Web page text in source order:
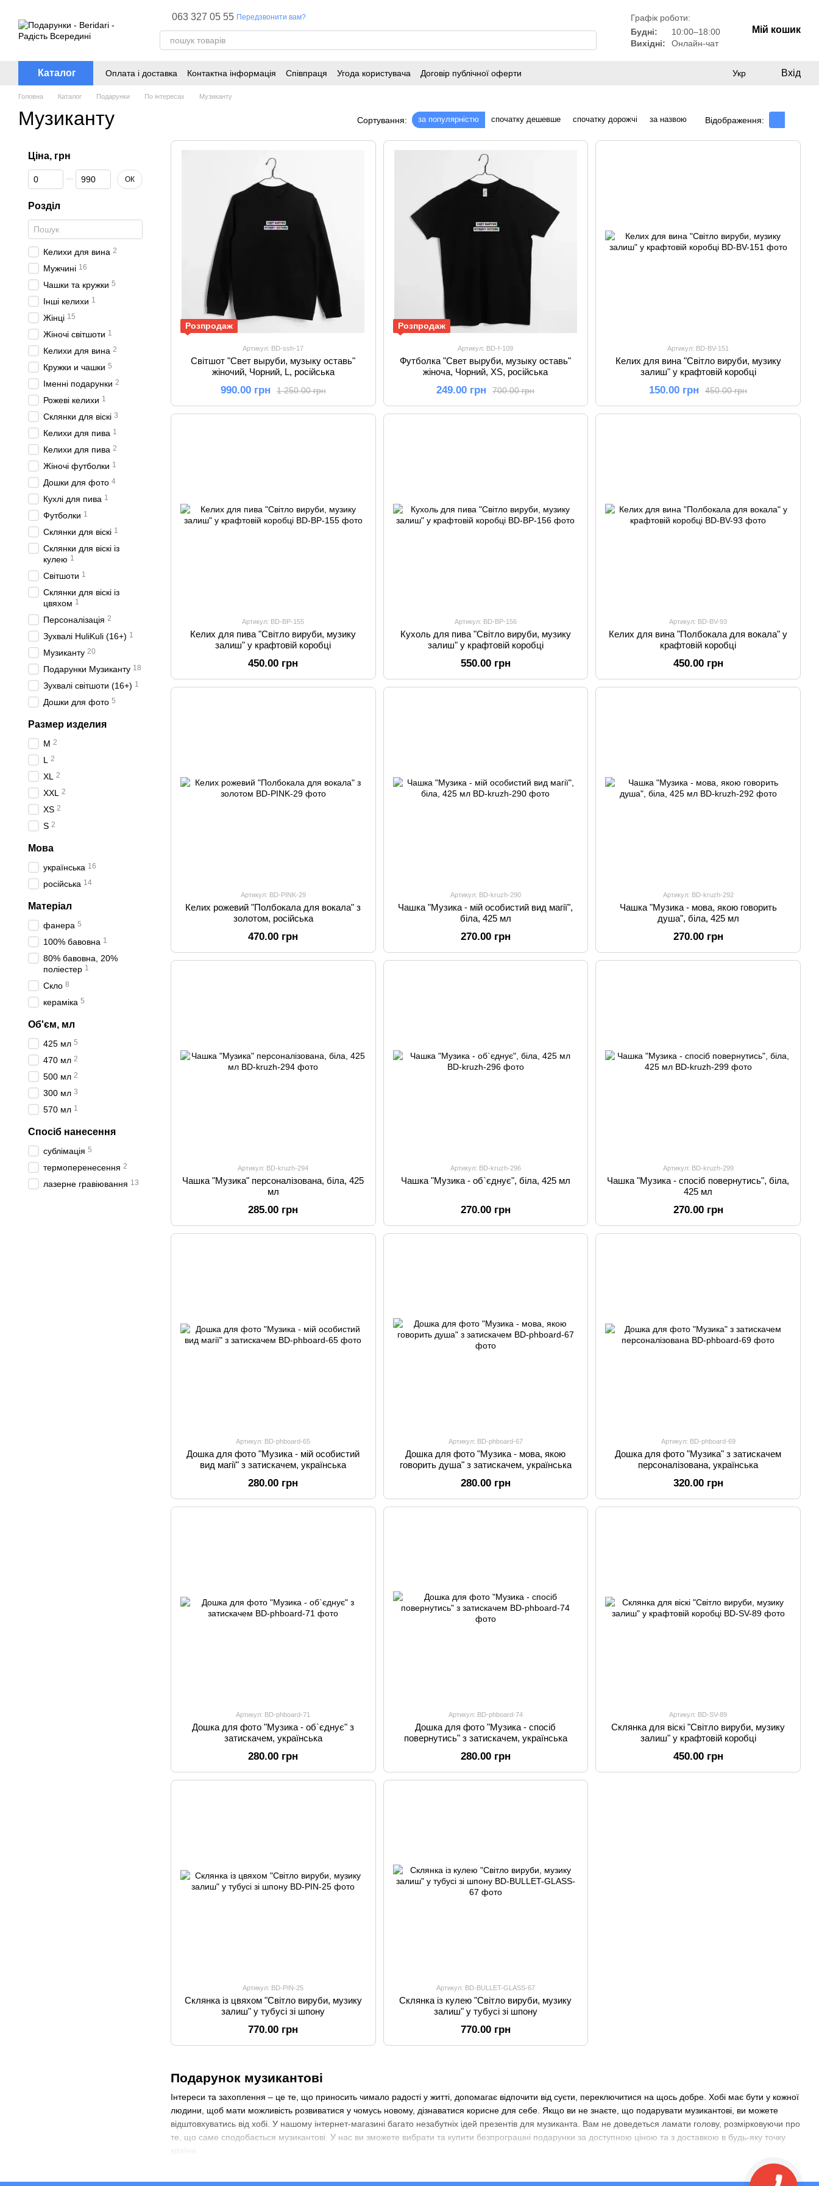
063 327 05 55 Передзвонити вам?
Графік роботи:
Будні:
10:00–18:00
Вихідні:
Онлайн-чат
Мій кошик
Каталог Оплата і доставка Контактна інформація Співпраця Угода користувача Договір публічної оферти Укр Вхід
Головна Каталог Подарунки По інтересах Музиканту
Музиканту Сортування: за популярністю спочатку дешевше спочатку дорожчі за назвою Відображення:
Подарунок музикантові
Інтереси та захоплення – це те, що приносить чимало радості у житті, допомагає відпочити від суєти, переключитися на щось добре. Хобі має бути у кожної
людини, щоб мати можливість розвиватися у чомусь новому, дізнаватися корисне для себе. Якщо ви не знаєте, що подарувати музикантові, ви можете
відштовхуватись від хобі. У нашому інтернет-магазині багато незабутніх ідей презентів для музиканта. Вам не доведеться ламати голову, розмірковуючи про
те, що саме сподобається музикантові. У нас ви зможете вибрати та купити безпрограшні подарунки за доступною ціною та з доставкою в будь-яку точку
країни.
Розпродаж
Артикул: BD-ssh-17
Світшот "Свет выруби, музыку оставь"
жіночий, Чорний, L, російська
1 250.00 грн
990.00 грн
Розпродаж
Артикул: BD-f-109
Футболка "Свет выруби, музыку оставь"
жіноча, Чорний, XS, російська
700.00 грн
249.00 грн
Артикул: BD-BV-151
Келих для вина "Світло вируби, музику
залиш" у крафтовій коробці
450.00 грн
150.00 грн
Артикул: BD-BP-155
Келих для пива "Світло вируби, музику
залиш" у крафтовій коробці
450.00 грн
Артикул: BD-BP-156
Кухоль для пива "Світло вируби, музику
залиш" у крафтовій коробці
550.00 грн
Артикул: BD-BV-93
Келих для вина "Полбокала для вокала" у
крафтовій коробці
450.00 грн
Артикул: BD-PINK-29
Келих рожевий "Полбокала для вокала" з
золотом, російська
470.00 грн
Артикул: BD-kruzh-290
Чашка "Музика - мій особистий вид магії",
біла, 425 мл
270.00 грн
Артикул: BD-kruzh-292
Чашка "Музика - мова, якою говорить
душа", біла, 425 мл
270.00 грн
Артикул: BD-kruzh-294
Чашка "Музика" персоналізована, біла, 425
мл
285.00 грн
Артикул: BD-kruzh-296
Чашка "Музика - об`єднує", біла, 425 мл
270.00 грн
Артикул: BD-kruzh-299
Чашка "Музика - спосіб повернутись", біла,
425 мл
270.00 грн
Артикул: BD-phboard-65
Дошка для фото "Музика - мій особистий
вид магії" з затискачем, українська
280.00 грн
Артикул: BD-phboard-67
Дошка для фото "Музика - мова, якою
говорить душа" з затискачем, українська
280.00 грн
Артикул: BD-phboard-69
Дошка для фото "Музика" з затискачем
персоналізована, українська
320.00 грн
Артикул: BD-phboard-71
Дошка для фото "Музика - об`єднує" з
затискачем, українська
280.00 грн
Артикул: BD-phboard-74
Дошка для фото "Музика - спосіб
повернутись" з затискачем, українська
280.00 грн
Артикул: BD-SV-89
Склянка для віскі "Світло вируби, музику
залиш" у крафтовій коробці
450.00 грн
Артикул: BD-PIN-25
Склянка із цвяхом "Світло вируби, музику
залиш" у тубусі зі шпону
770.00 грн
Артикул: BD-BULLET-GLASS-67
Склянка із кулею "Світло вируби, музику
залиш" у тубусі зі шпону
770.00 грн
Ціна, грн
Від Ціна, грн
До Ціна, грн ОК
Розділ
Келихи для вина 2
Мужчині 16
Чашки та кружки 5
Інші келихи 1
Жінці 15
Жіночі світшоти 1
Келихи для вина 2
Кружки и чашки 5
Іменні подарунки 2
Рожеві келихи 1
Склянки для віскі 3
Келихи для пива 1
Келихи для пива 2
Жіночі футболки 1
Дошки для фото 4
Кухлі для пива 1
Футболки 1
Склянки для віскі 1
Склянки для віскі із
кулею 1
Світшоти 1
Склянки для віскі із
цвяхом 1
Персоналізація 2
Зухвалі HuliKuli (16+) 1
Музиканту 20
Подарунки Музиканту 18
Зухвалі світшоти (16+) 1
Дошки для фото 5
Размер изделия
M 2
L 2
XL 2
XXL 2
XS 2
S 2
Мова
українська 16
російська 14
Матеріал
фанера 5
100% бавовна 1
80% бавовна, 20%
поліестер 1
Скло 8
кераміка 5
Об'єм, мл
425 мл 5
470 мл 2
500 мл 2
300 мл 3
570 мл 1
Спосіб нанесення
сублімація 5
термоперенесення 2
лазерне гравіювання 13